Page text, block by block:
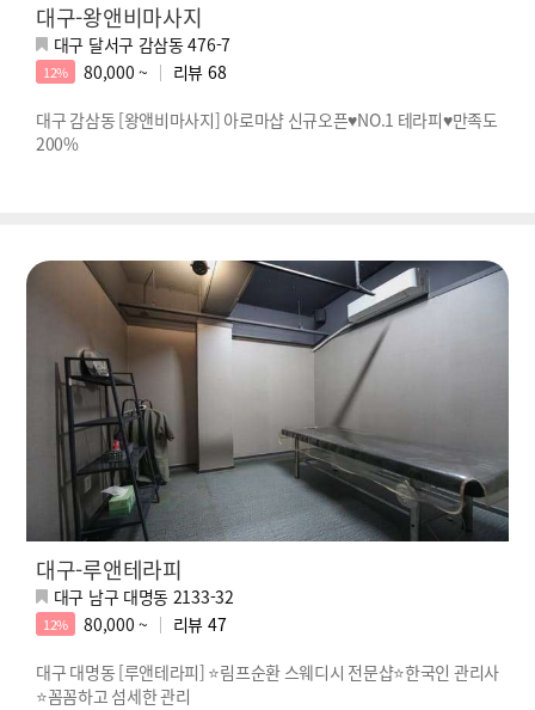
대구-왕앤비마사지
대구 달서구 감삼동 476-7
12% 80,000 ~ 리뷰 68
대구 감삼동 [왕앤비마사지] 아로마샵 신규오픈♥NO.1 테라피♥만족도
200%
대구-루앤테라피
대구 남구 대명동 2133-32
12% 80,000 ~ 리뷰 47
대구 대명동 [루앤테라피] ⭐림프순환 스웨디시 전문샵⭐한국인 관리사
⭐꼼꼼하고 섬세한 관리